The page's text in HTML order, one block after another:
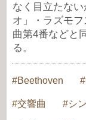
なく目立たな
オ」・ラズモ
曲第4番などと
る。
Beethoven
交響曲 シ